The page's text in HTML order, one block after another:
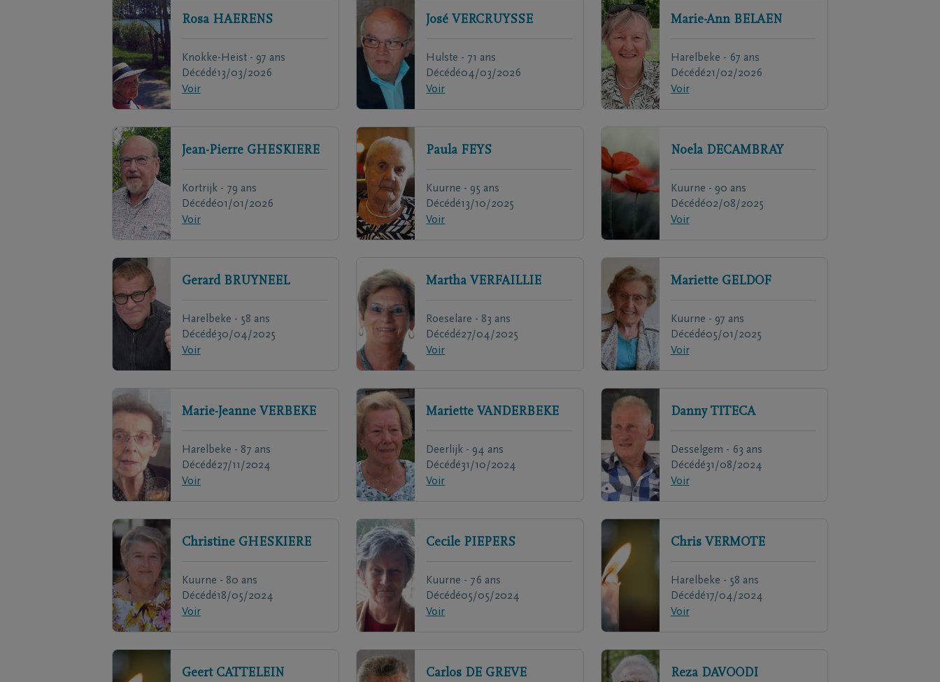
Rosa HAERENS
Knokke-Heist - 97 ans
Décédé13/03/2026
Voir
José VERCRUYSSE
Hulste - 71 ans
Décédé04/03/2026
Voir
Marie-Ann BELAEN
Harelbeke - 67 ans
Décédé21/02/2026
Voir
Jean-Pierre GHESKIERE
Kortrijk - 79 ans
Décédé01/01/2026
Voir
Paula FEYS
Kuurne - 95 ans
Décédé13/10/2025
Voir
Noela DECAMBRAY
Kuurne - 90 ans
Décédé02/08/2025
Voir
Gerard BRUYNEEL
Harelbeke - 58 ans
Décédé30/04/2025
Voir
Martha VERFAILLIE
Roeselare - 83 ans
Décédé27/04/2025
Voir
Mariette GELDOF
Kuurne - 97 ans
Décédé05/01/2025
Voir
Marie-Jeanne VERBEKE
Harelbeke - 87 ans
Décédé27/11/2024
Voir
Mariette VANDERBEKE
Deerlijk - 94 ans
Décédé31/10/2024
Voir
Danny TITECA
Desselgem - 63 ans
Décédé31/08/2024
Voir
Christine GHESKIERE
Kuurne - 80 ans
Décédé18/05/2024
Voir
Cecile PIEPERS
Kuurne - 76 ans
Décédé05/05/2024
Voir
Chris VERMOTE
Harelbeke - 58 ans
Décédé17/04/2024
Voir
Geert CATTELEIN Carlos DE GREVE Reza DAVOODI